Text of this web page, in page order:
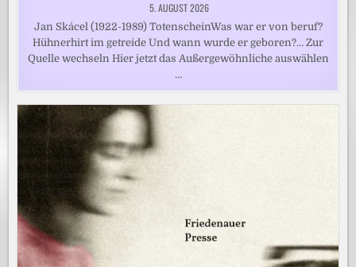
5. AUGUST 2026
Jan Skácel (1922-1989) TotenscheinWas war er von beruf?
Hühnerhirt im getreide Und wann wurde er geboren?… Zur
Quelle wechseln Hier jetzt das Außergewöhnliche auswählen
…